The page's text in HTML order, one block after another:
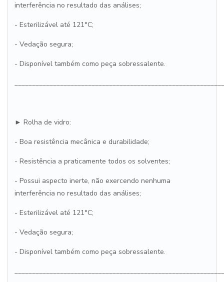
interferência no resultado das análises;
- Esterilizável até 121°C;
- Vedação segura;
- Disponível também como peça sobressalente.
► Rolha de vidro:
- Boa resistência mecânica e durabilidade;
- Resistência a praticamente todos os solventes;
- Possui aspecto inerte, não exercendo nenhuma
interferência no resultado das análises;
- Esterilizável até 121°C;
- Vedação segura;
- Disponível também como peça sobressalente.